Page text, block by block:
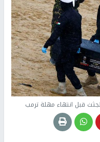
قبل انتهاء مهلة ترمب